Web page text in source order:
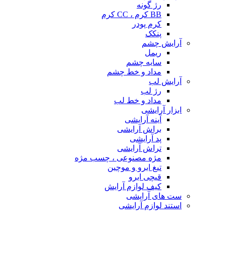
رژ گونه
BB کرم ، CC کرم
کرم پودر
پنکک
آرایش چشم
ریمل
سایه چشم
مداد و خط چشم
آرایش لب
رژ لب
مداد و خط لب
ابزار آرایشی
آینه آرایشی
براش آرایشی
پد آرایشی
تراش آرایشی
مژه مصنوعی ، چسب مژه
تیغ ابرو و موچین
قیچی ابرو
کیف لوازم آرایش
ست های آرایشی
استند لوازم آرایشی